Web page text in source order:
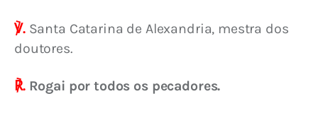
℣. Santa Catarina de Alexandria, mestra dos
doutores.
℟. Rogai por todos os pecadores.